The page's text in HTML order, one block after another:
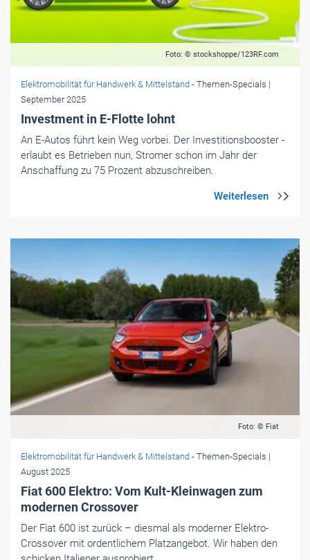
Foto: © stockshoppe/123RF.com
Elektromobilität für Handwerk & Mittelstand - Themen-Specials |
September 2025
Investment in E-Flotte lohnt
An E-Autos führt kein Weg vorbei. Der Investitionsbooster ­
erlaubt es Betrieben nun, Stromer schon im Jahr der
Anschaffung zu 75 Prozent abzuschreiben.
Foto: © Fiat
Elektromobilität für Handwerk & Mittelstand - Themen-Specials |
August 2025
Fiat 600 Elektro: Vom Kult-Kleinwagen zum
modernen Crossover
Der Fiat 600 ist zurück – diesmal als moderner Elektro-
Crossover mit ordentlichem Platzangebot. Wir haben den